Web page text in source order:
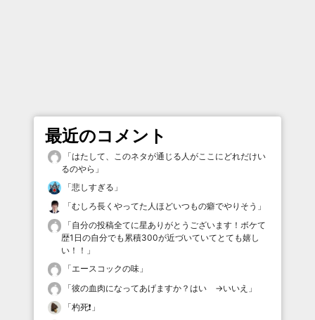
最近のコメント
「はたして、このネタが通じる人がここにどれだけい
るのやら 」
「悲しすぎる 」
「むしろ長くやってた人ほどいつもの癖でやりそう 」
「自分の投稿全てに星ありがとうございます！ボケて
歴1日の自分でも累積300が近づいていてとても嬉し
い！！ 」
「エースコックの味 」
「彼の血肉になってあげますか？はい →いいえ 」
「杓死❗️ 」